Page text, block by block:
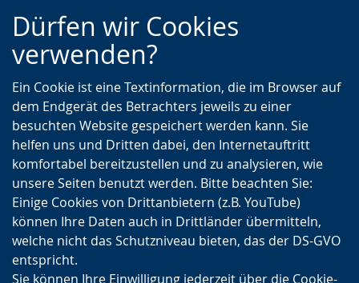
Zur
Hauptnavigation
Zur
Seitennavigation
Zum
Inhalt
Dürfen wir Cookies
verwenden?
Ein Cookie ist eine Textinformation, die im Browser auf
dem Endgerät des Betrachters jeweils zu einer
besuchten Website gespeichert werden kann. Sie
helfen uns und Dritten dabei, den Internetauftritt
komfortabel bereitzustellen und zu analysieren, wie
unsere Seiten benutzt werden. Bitte beachten Sie:
Einige Cookies von Drittanbietern (z.B. YouTube)
können Ihre Daten auch in Drittländer übermitteln,
welche nicht das Schutzniveau bieten, das der DS-GVO
entspricht.
Sie können Ihre Einwilligung jederzeit über die Cookie-